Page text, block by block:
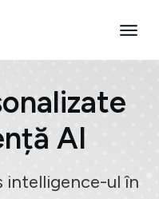
AI
intelligence-ul în